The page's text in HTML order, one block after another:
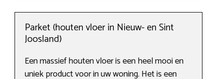
Parket (houten vloer in Nieuw- en Sint
Joosland)
Een massief houten vloer is een heel mooi en
uniek product voor in uw woning. Het is een